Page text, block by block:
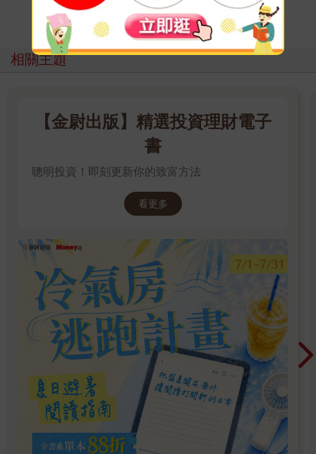
寫評價
相關主題
【金尉出版】精選投資理財電子
書
聰明投資！即刻更新你的致富方法
看更多